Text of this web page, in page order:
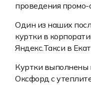
проведения промо-
Один из наших
куртки в
Яндекс.Такси в
Куртки выполнены
Оксфорд с
Хоккей
Беговая форма
Другие виды
Спортивная
Наши работы
Галерея работ
Фото изделий
Наше
Экипировка
Изготовление
Уход за
Виды тканей
Карта цветов
Таблица